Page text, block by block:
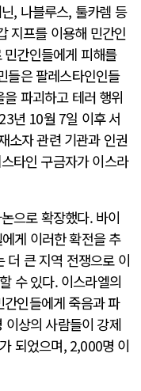
, 나블루스, 툴카렘 등
지프를 이용해 민간인
간인들에게 피해를
들은 팔레스타인인들
파괴하고 테러 행위
년 10월 7일 이후 서
소자 관련 기관과 인권
타인 구금자가 이스라
으로 확장했다. 바이
게 이러한 확전을 추
더 큰 지역 전쟁으로 이
수 있다. 이스라엘의
인들에게 죽음과 파
상의 사람들이 강제
되었으며, 2,000명 이